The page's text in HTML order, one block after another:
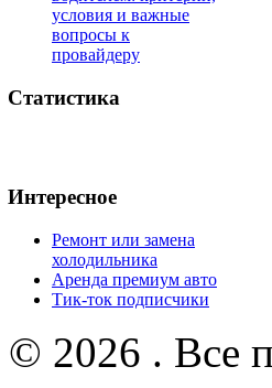
условия и важные
вопросы к
провайдеру
Статистика
Интересное
Ремонт или замена
холодильника
Аренда премиум авто
Тик-ток подписчики
© 2026 . Все